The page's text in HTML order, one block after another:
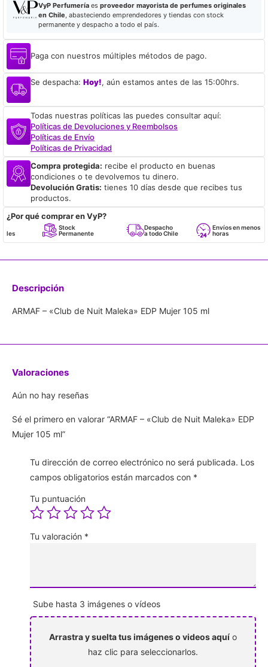
VyP Perfumeríaes proveedor mayorista de perfumes originales
en Chile, abasteciendo emprendedores y tiendas con stock
permanente y despacho a todo el país.
Paga con nuestros múltiples métodos de pago.
Se despacha: Hoy!, aún estamos antes de las 15:00hrs.
Todas nuestras políticas las puedes consultar aquí:
Políticas de Devoluciones y Reembolsos
Políticas de Envío
Políticas de Privacidad
Compra protegida: recibe el producto en buenas
condiciones o te devolvemos tu dinero.
Devolución Gratis: tienes 10 días desde que recibes tus
productos.
¿Por qué comprar en VyP?
Stock
Permanente
Despacho
a todo Chile
Envíos en menos de 24
horas
Descripción
ARMAF – «Club de Nuit Maleka» EDP Mujer 105 ml
Valoraciones
Aún no hay reseñas
Sé el primero en valorar “ARMAF – «Club de Nuit Maleka» EDP
Mujer 105 ml”
Tu dirección de correo electrónico no será publicada. Los
campos obligatorios están marcados con *
Tu puntuación
Tu valoración *
Sube hasta 3 imágenes o vídeos
Arrastra y suelta tus imágenes o videos aquí o
haz clic para seleccionarlos.